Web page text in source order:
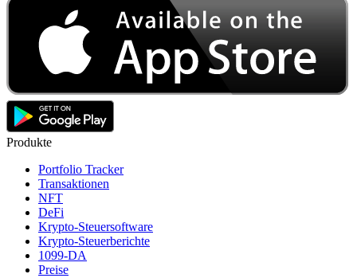
Produkte
Portfolio Tracker
Transaktionen
NFT
DeFi
Krypto-Steuersoftware
Krypto-Steuerberichte
1099-DA
Preise